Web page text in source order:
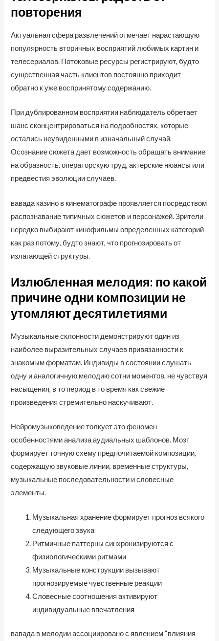
повторения
Актуальная сфера развлечений отмечает нарастающую
популярность вторичных восприятий любимых картин и
телесериалов. Потоковые ресурсы регистрируют, будто
существенная часть клиентов постоянно приходит
обратно к уже воспринятому содержанию.
При дублированном восприятии наблюдатель обретает
шанс сконцентрироваться на подробностях, которые
остались неувиденными в изначальный случай.
Осознание сюжета дает возможность обращать внимание
на образность, операторскую труд, актерские нюансы или
предвестия эволюции случаев.
вавада казино в кинематографе проявляется посредством
распознавание типичных сюжетов и персонажей. Зрители
нередко выбирают кинофильмы определенных категорий
как раз потому, будто знают, что прогнозировать от
излагающей структуры.
Излюбленная мелодия: по какой
причине одни композиции не
утомляют десятилетиями
Музыкальные склонности демонстрируют один из
наиболее выразительных случаев привязанности к
знакомым форматам. Индивиды в состоянии слушать
одну и аналогичную мелодию сотни моментов, не чувствуя
насыщения, в то период в то время как свежие
произведения стремительно наскучивают.
Нейромузыковедение толкует это феномен
особенностями анализа аудиальных шаблонов. Мозг
формирует точную схему предпочитаемой композиции,
содержащую звуковые линии, временные структуры,
музыкальные последовательности и словесные
элементы.
Музыкальная хранение формирует прогноз всякого
следующего звука
Ритмичные паттерны синхронизируются с
физиологическими ритмами
Музыкальные конструкции вызывают
прогнозируемые чувственные реакции
Словесные соотношения активируют
индивидуальные впечатления
вавада в мелодии ассоциировано с явлением “влияния